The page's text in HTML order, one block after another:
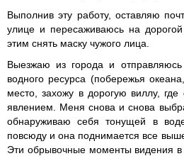
Выполнив эту работу, оставляю
улице и пересаживаюсь на
этим снять маску чужого лица.
Выезжаю из города и
водного ресурса (побережья
место, захожу в дорогую виллу,
явлением. Меня снова и снова
обнаруживаю себя тонущей в
повсюду и она поднимается все
Эти обрывочные моменты видения в